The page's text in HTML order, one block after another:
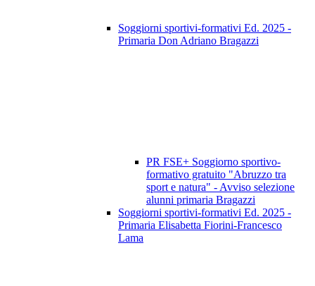
Soggiorni sportivi-formativi Ed. 2025 -
Primaria Don Adriano Bragazzi
PR FSE+ Soggiorno sportivo-
formativo gratuito "Abruzzo tra
sport e natura" - Avviso selezione
alunni primaria Bragazzi
Soggiorni sportivi-formativi Ed. 2025 -
Primaria Elisabetta Fiorini-Francesco
Lama